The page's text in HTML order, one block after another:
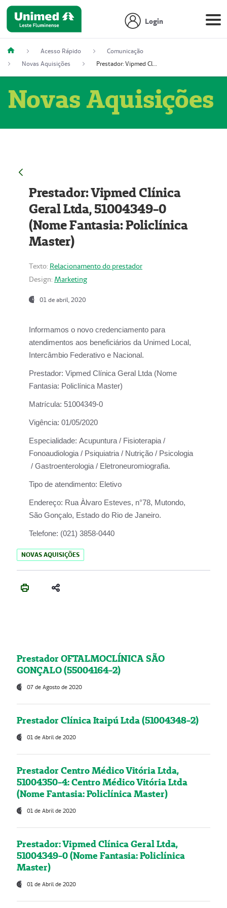
Login
Acesso Rápido
Comunicação
Novas Aquisições
Prestador: Vipmed Clínica Geral Ltda, 51004349-0 (Nome Fantasia: Policlínica Master)
Novas Aquisições
Prestador: Vipmed Clínica
Geral Ltda, 51004349-0
(Nome Fantasia: Policlínica
Master)
Texto: Relacionamento do prestador
Design: Marketing
01 de abril, 2020
Informamos o novo credenciamento para
atendimentos aos beneficiários da Unimed Local,
Intercâmbio Federativo e Nacional.
Prestador: Vipmed Clínica Geral Ltda (Nome
Fantasia: Policlínica Master)
Matrícula: 51004349-0
Vigência: 01/05/2020
Especialidade: Acupuntura / Fisioterapia /
Fonoaudiologia / Psiquiatria / Nutrição / Psicologia
/ Gastroenterologia / Eletroneuromiografia.
Tipo de atendimento: Eletivo
Endereço: Rua Àlvaro Esteves, n°78, Mutondo,
São Gonçalo, Estado do Rio de Janeiro.
Telefone: (021) 3858-0440
NOVAS AQUISIÇÕES
Prestador OFTALMOCLÍNICA SÃO
GONÇALO (55004164-2)
07 de Agosto de 2020
Prestador Clínica Itaipú Ltda (51004348-2)
01 de Abril de 2020
Prestador Centro Médico Vitória Ltda,
51004350-4: Centro Médico Vitória Ltda
(Nome Fantasia: Policlínica Master)
01 de Abril de 2020
Prestador: Vipmed Clínica Geral Ltda,
51004349-0 (Nome Fantasia: Policlínica
Master)
01 de Abril de 2020